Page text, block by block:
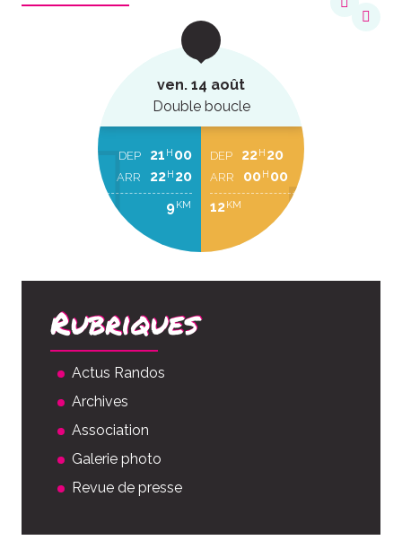
ven. 14 août
Double boucle
DEP 21 H 00
ARR 22H 20
9KM
DEP 22H 20
ARR 00H 00
12KM
Rubriques
Actus Randos
Archives
Association
Galerie photo
Revue de presse